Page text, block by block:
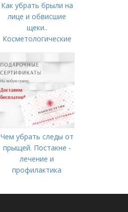
Как убрать брыли на
лице и обвисшие
щеки..
Косметологические
Чем убрать следы от
прыщей. Постакне -
лечение и
профилактика